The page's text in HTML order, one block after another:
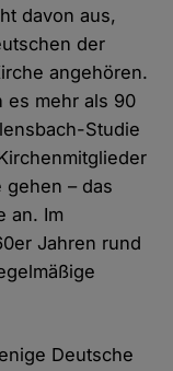
davon aus,
der
angehören.
es mehr als 90
Studie
– das
an. Im
Jahren rund
Deutsche